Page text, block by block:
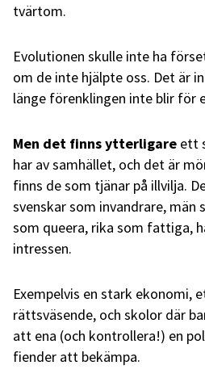
tvärtom.
Evolutionen skulle inte ha
om de inte hjälpte oss. Det är
länge förenklingen inte blir för
Men det finns ytterligare ett
har av samhället, och det är
finns de som tjänar på illvilja.
svenskar som invandrare, män
som queera, rika som fattiga,
intressen.
Exempelvis en stark ekonomi,
rättsväsende, och skolor där
att ena (och kontrollera!) en
fiender att bekämpa.